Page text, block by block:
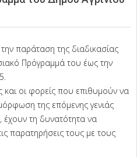
παράταση της διαδικασίας
Πρόγραμμά του έως την
και οι φορείς που επιθυμούν να
της επόμενης γενιάς
τη δυνατότητα να
παρατηρήσεις τους με τους